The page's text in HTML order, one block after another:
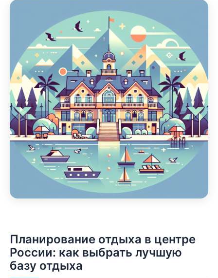
Планирование отдыха в центре
России: как выбрать лучшую
базу отдыха